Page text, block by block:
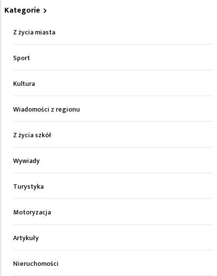
Kategorie
Z życia miasta
Sport
Kultura
Wiadomości z regionu
Z życia szkół
Wywiady
Turystyka
Motoryzacja
Artykuły
Nieruchomości